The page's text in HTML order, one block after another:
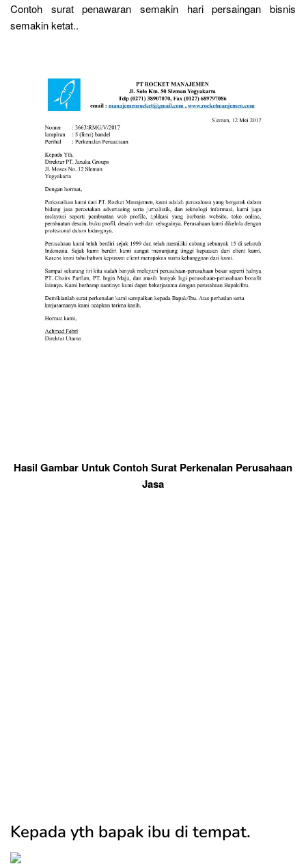
Contoh surat penawaran semakin hari persaingan bisnis
semakin ketat..
Hasil Gambar Untuk Contoh Surat Perkenalan Perusahaan
Jasa
Kepada yth bapak ibu di tempat.